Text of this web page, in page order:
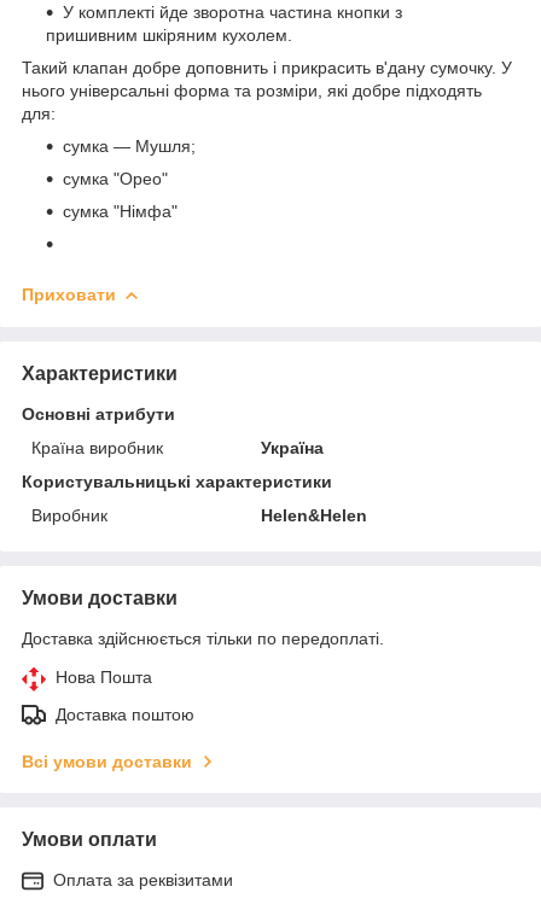
У комплекті йде зворотна частина кнопки з
пришивним шкіряним кухолем.
Такий клапан добре доповнить і прикрасить в'дану сумочку. У
нього універсальні форма та розміри, які добре підходять
для:
сумка — Мушля;
сумка "Орео"
сумка "Німфа"
Приховати
Характеристики
Основні атрибути
Країна виробник
Україна
Користувальницькі характеристики
Виробник
Helen&Helen
Умови доставки
Доставка здійснюється тільки по передоплаті.
Нова Пошта
Доставка поштою
Всі умови доставки
Умови оплати
Оплата за реквізитами